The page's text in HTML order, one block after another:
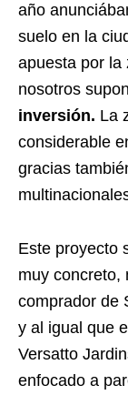
año
suelo en la
apuesta por la
nosotros
inversión. La
considerable
gracias
Este proyecto
muy concreto,
comprador de
y al igual que
Versatto
enfocado a